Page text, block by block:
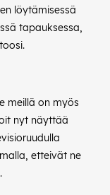
löytämisessä
tapauksessa,
meillä on myös
nyt näyttää
etteivät ne